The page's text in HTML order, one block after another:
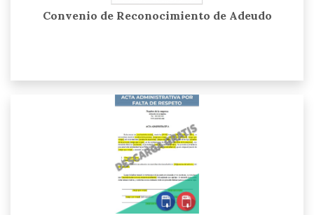
Convenio de Reconocimiento de Adeudo